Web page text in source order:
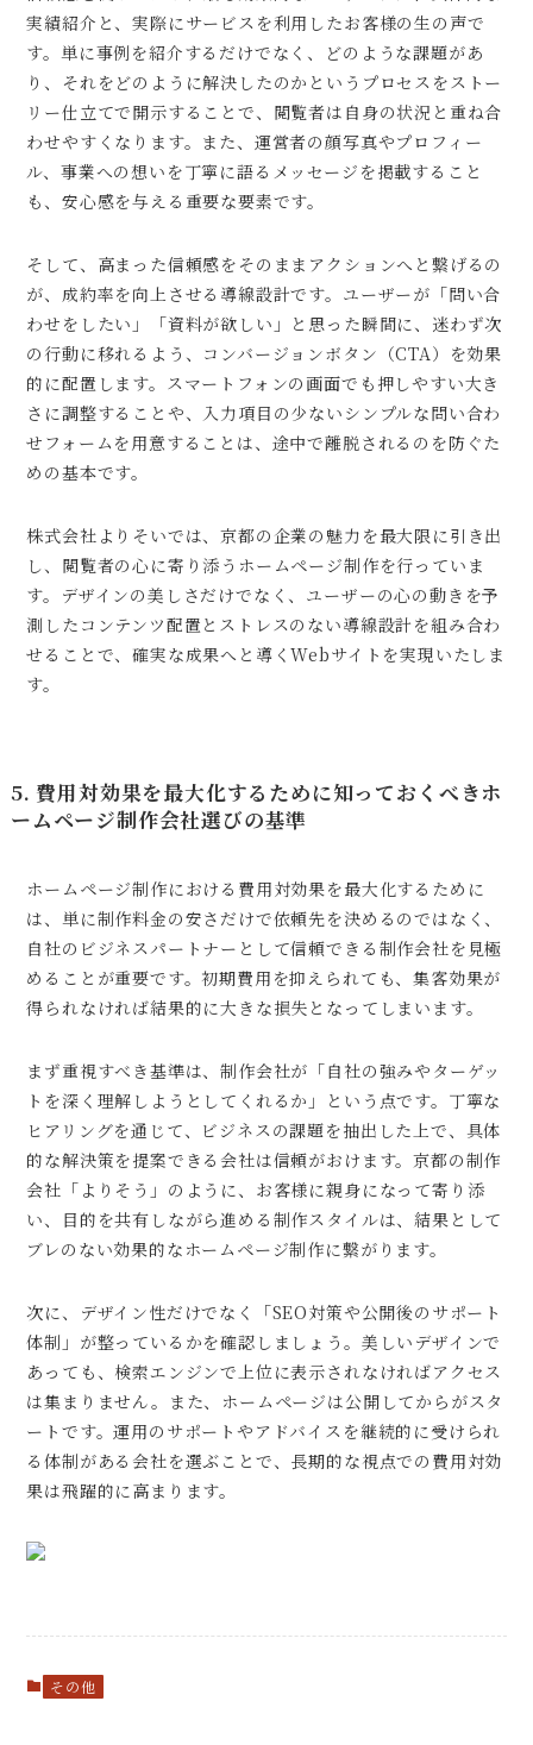
実績紹介と、実際にサービスを利用したお客様の生の声で
す。単に事例を紹介するだけでなく、どのような課題があ
り、それをどのように解決したのかというプロセスをストー
リー仕立てで開示することで、閲覧者は自身の状況と重ね合
わせやすくなります。また、運営者の顔写真やプロフィー
ル、事業への想いを丁寧に語るメッセージを掲載すること
も、安心感を与える重要な要素です。
そして、高まった信頼感をそのままアクションへと繋げるの
が、成約率を向上させる導線設計です。ユーザーが「問い合
わせをしたい」「資料が欲しい」と思った瞬間に、迷わず次
の行動に移れるよう、コンバージョンボタン（CTA）を効果
的に配置します。スマートフォンの画面でも押しやすい大き
さに調整することや、入力項目の少ないシンプルな問い合わ
せフォームを用意することは、途中で離脱されるのを防ぐた
めの基本です。
株式会社よりそいでは、京都の企業の魅力を最大限に引き出
し、閲覧者の心に寄り添うホームページ制作を行っていま
す。デザインの美しさだけでなく、ユーザーの心の動きを予
測したコンテンツ配置とストレスのない導線設計を組み合わ
せることで、確実な成果へと導くWebサイトを実現いたしま
す。
5. 費用対効果を最大化するために知っておくべきホ
ームページ制作会社選びの基準
ホームページ制作における費用対効果を最大化するために
は、単に制作料金の安さだけで依頼先を決めるのではなく、
自社のビジネスパートナーとして信頼できる制作会社を見極
めることが重要です。初期費用を抑えられても、集客効果が
得られなければ結果的に大きな損失となってしまいます。
まず重視すべき基準は、制作会社が「自社の強みやターゲッ
トを深く理解しようとしてくれるか」という点です。丁寧な
ヒアリングを通じて、ビジネスの課題を抽出した上で、具体
的な解決策を提案できる会社は信頼がおけます。京都の制作
会社「よりそう」のように、お客様に親身になって寄り添
い、目的を共有しながら進める制作スタイルは、結果として
ブレのない効果的なホームページ制作に繋がります。
次に、デザイン性だけでなく「SEO対策や公開後のサポート
体制」が整っているかを確認しましょう。美しいデザインで
あっても、検索エンジンで上位に表示されなければアクセス
は集まりません。また、ホームページは公開してからがスタ
ートです。運用のサポートやアドバイスを継続的に受けられ
る体制がある会社を選ぶことで、長期的な視点での費用対効
果は飛躍的に高まります。
その他